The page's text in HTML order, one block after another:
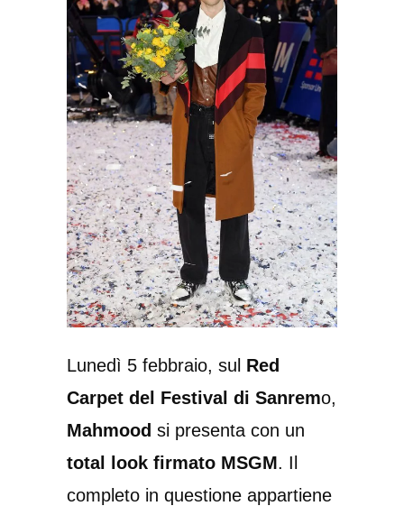
Lunedì 5 febbraio, sul Red
Carpet del Festival di Sanremo,
Mahmood si presenta con un
total look firmato MSGM. Il
completo in questione appartiene